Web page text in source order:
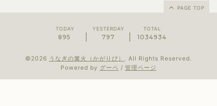
PAGE TOP
TODAY
895
YESTERDAY
797
TOTAL
1034934
©2026 うなぎの篝火（かがりび） . All Rights Reserved.
Powered by グーペ / 管理ページ